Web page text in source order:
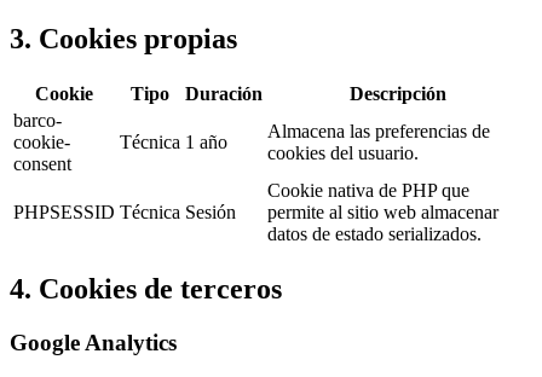
3. Cookies propias
Cookie Tipo Duración
Descripción
barco-
cookie-
consent
Técnica 1 año
Almacena las preferencias de
cookies del usuario.
PHPSESSID Técnica Sesión
Cookie nativa de PHP que
permite al sitio web almacenar
datos de estado serializados.
4. Cookies de terceros
Google Analytics